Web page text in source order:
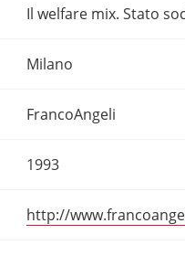
Il welfare mix. Stato
Milano
FrancoAngeli
1993
http://